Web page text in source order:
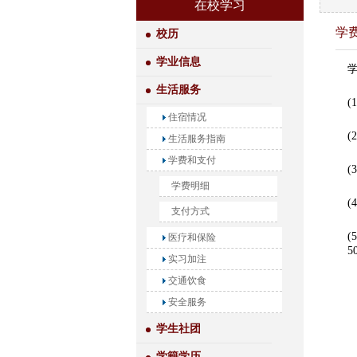
在校学习
校历
学业信息
生活服务
住宿情况
生活服务指南
学费和支付
学费明细
支付方式
医疗和保险
实习加注
交通饮食
安全服务
学生社团
学